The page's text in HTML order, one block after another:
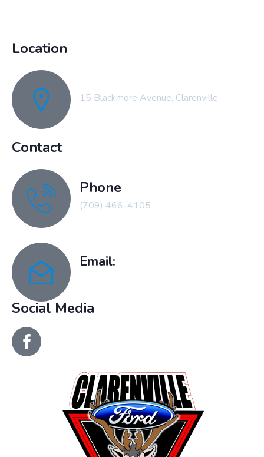
Location
15 Blackmore Avenue, Clarenville
Contact
Phone
(709) 466-4105
Email:
Social Media